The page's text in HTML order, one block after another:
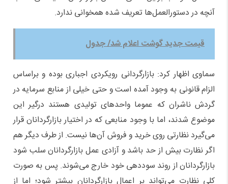
آنچه در دستورالعمل‌ها تعریف شده همخوانی ندارد.
قیمت جدید گوشت اعلام شد/ جدول
سماوی اظهار کرد: بازارگردانی رویکردی اجباری بوده و براساس
الزام قانونی به وجود آمده است و حتی خیلی از منابع سرمایه در
گردش ناشران که عموما واحد‌های تولیدی هستند درگیر این
موضوع شدند، اما با وجود منابعی که در اختیار بازارگردانان قرار
می‌گیرد نظارتی روی خرید و فروش آن‌ها نیست. از طرف دیگر هم
اگر نظارت بیش از حد باشد و آزادی عمل بازارگردانان سلب شود
بازارگردانان از روند سوددهی خود خارج می‌شوند. پس به صورت
کلی نظارت می‌تواند بر اعمال بازارگردانان بیشتر شود؛ اما از